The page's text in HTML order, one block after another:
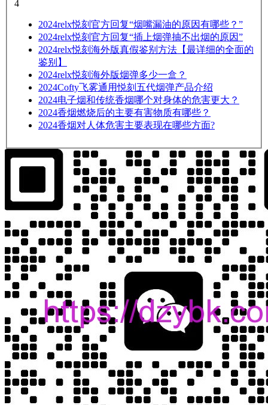
4
2024relx悦刻官方回复“烟嘴漏油的原因有哪些？”
2024relx悦刻官方回复“插上烟弹抽不出烟的原因”
2024relx悦刻海外版真假鉴别方法【最详细的全面的
鉴别】
2024relx悦刻海外版烟弹多少一盒？
2024Cofty飞雾通用悦刻五代烟弹产品介绍
2024电子烟和传统香烟哪个对身体的危害更大？
2024香烟燃烧后的主要有害物质有哪些？
2024香烟对人体危害主要表现在哪些方面?